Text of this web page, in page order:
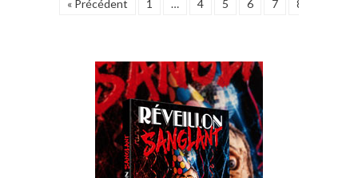
« Précédent 1 … 4 5 6 7 8